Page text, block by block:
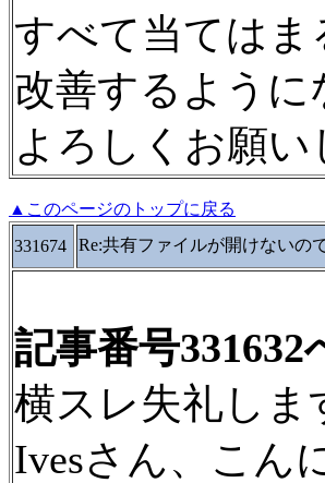
すべて当ては
改善するよう
よろしくお願い
▲このページのトップに戻る
331674
Re:共有ファイルが開けないの
記事番号
横スレ失礼しま
Ivesさん、こん